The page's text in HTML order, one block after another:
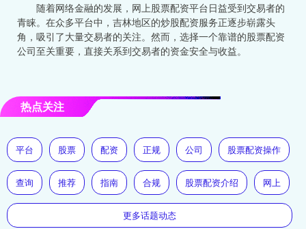
随着网络金融的发展，网上股票配资平台日益受到交易者的
青睐。在众多平台中，吉林地区的炒股配资服务正逐步崭露头
角，吸引了大量交易者的关注。然而，选择一个靠谱的股票配资
公司至关重要，直接关系到交易者的资金安全与收益。
热点关注
平台 股票 配资 正规 公司 股票配资操作
查询 推荐 指南 合规 股票配资介绍 网上
更多话题动态